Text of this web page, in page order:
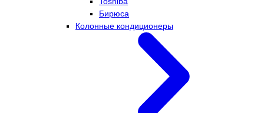
Бирюса
Колонные кондиционеры